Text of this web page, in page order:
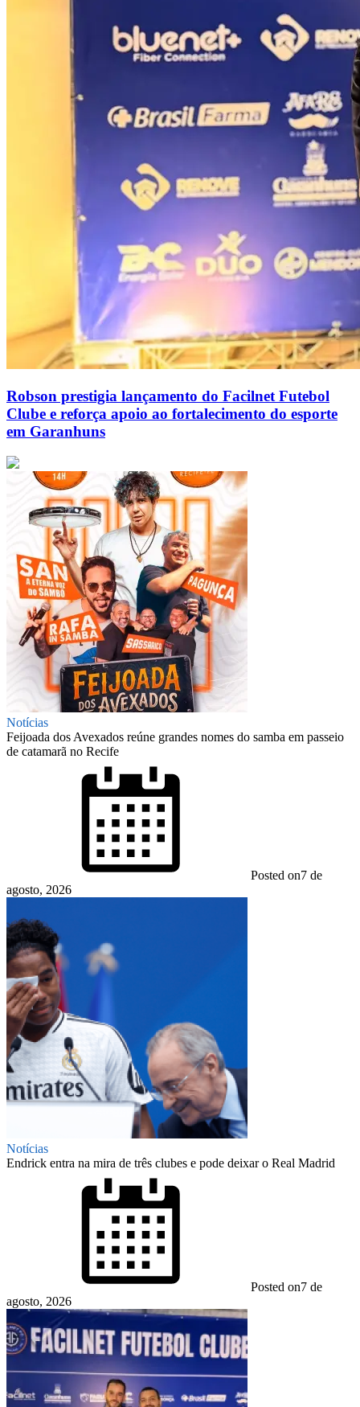
Robson prestigia lançamento do Facilnet Futebol
Clube e reforça apoio ao fortalecimento do esporte
em Garanhuns
Notícias
Feijoada dos Avexados reúne grandes nomes do samba em passeio
de catamarã no Recife
Posted on7 de
agosto, 2026
Notícias
Endrick entra na mira de três clubes e pode deixar o Real Madrid
Posted on7 de
agosto, 2026